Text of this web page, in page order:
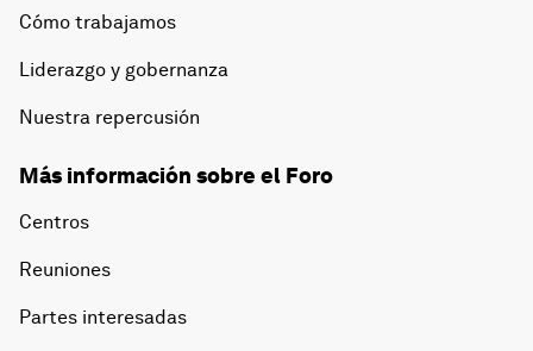
Cómo trabajamos
Liderazgo y gobernanza
Nuestra repercusión
Más información sobre el Foro
Centros
Reuniones
Partes interesadas